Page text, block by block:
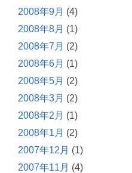
2008年9月 (4)
2008年8月 (1)
2008年7月 (2)
2008年6月 (1)
2008年5月 (2)
2008年3月 (2)
2008年2月 (1)
2008年1月 (2)
2007年12月 (1)
2007年11月 (4)